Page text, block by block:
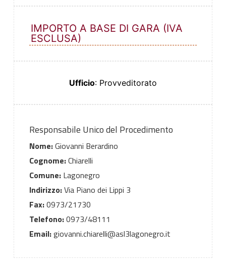
IMPORTO A BASE DI GARA (IVA
ESCLUSA)
Ufficio: Provveditorato
Responsabile Unico del Procedimento
Nome:Giovanni Berardino
Cognome:Chiarelli
Comune:Lagonegro
Indirizzo:Via Piano dei Lippi 3
Fax:0973/21730
Telefono:0973/48111
Email:giovanni.chiarelli@asl3lagonegro.it